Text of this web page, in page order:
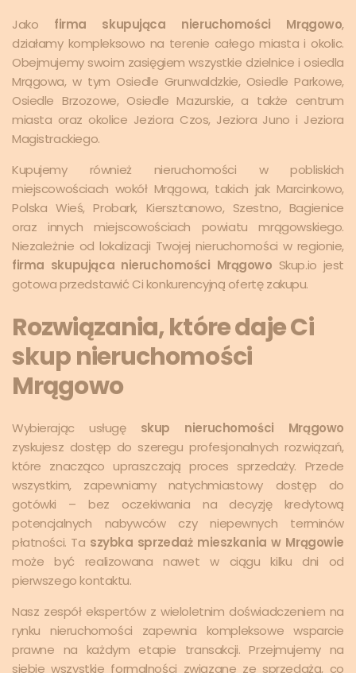
Jako firma skupująca nieruchomości Mrągowo,
działamy kompleksowo na terenie całego miasta i okolic.
Obejmujemy swoim zasięgiem wszystkie dzielnice i osiedla
Mrągowa, w tym Osiedle Grunwaldzkie, Osiedle Parkowe,
Osiedle Brzozowe, Osiedle Mazurskie, a także centrum
miasta oraz okolice Jeziora Czos, Jeziora Juno i Jeziora
Magistrackiego.
Kupujemy również nieruchomości w pobliskich
miejscowościach wokół Mrągowa, takich jak Marcinkowo,
Polska Wieś, Probark, Kiersztanowo, Szestno, Bagienice
oraz innych miejscowościach powiatu mrągowskiego.
Niezależnie od lokalizacji Twojej nieruchomości w regionie,
firma skupująca nieruchomości Mrągowo Skup.io jest
gotowa przedstawić Ci konkurencyjną ofertę zakupu.
Rozwiązania, które daje Ci
skup nieruchomości
Mrągowo
Wybierając usługę skup nieruchomości Mrągowo
zyskujesz dostęp do szeregu profesjonalnych rozwiązań,
które znacząco upraszczają proces sprzedaży. Przede
wszystkim, zapewniamy natychmiastowy dostęp do
gotówki – bez oczekiwania na decyzję kredytową
potencjalnych nabywców czy niepewnych terminów
płatności. Ta szybka sprzedaż mieszkania w Mrągowie
może być realizowana nawet w ciągu kilku dni od
pierwszego kontaktu.
Nasz zespół ekspertów z wieloletnim doświadczeniem na
rynku nieruchomości zapewnia kompleksowe wsparcie
prawne na każdym etapie transakcji. Przejmujemy na
siebie wszystkie formalności związane ze sprzedażą, co